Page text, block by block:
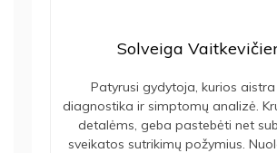
Solveiga
Patyrusi gydytoja, kurios
diagnostika ir simptomų analizė.
detalėms, geba pastebėti net
sveikatos sutrikimų požymius.